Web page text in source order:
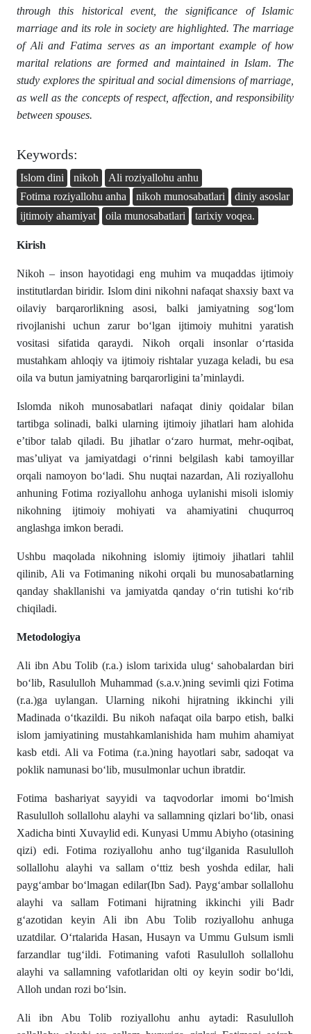
through this historical event, the significance of Islamic
marriage and its role in society are highlighted. The marriage
of Ali and Fatima serves as an important example of how
marital relations are formed and maintained in Islam. The
study explores the spiritual and social dimensions of marriage,
as well as the concepts of respect, affection, and responsibility
between spouses.
Keywords:
Islom dini nikoh
Ali roziyallohu anhu
Fotima roziyallohu anha
nikoh munosabatlari
diniy asoslar
ijtimoiy ahamiyat
oila munosabatlari tarixiy voqea.
Kirish
Nikoh – inson hayotidagi eng muhim va muqaddas ijtimoiy
institutlardan biridir. Islom dini nikohni nafaqat shaxsiy baxt va
oilaviy barqarorlikning asosi, balki jamiyatning sog‘lom
rivojlanishi uchun zarur bo‘lgan ijtimoiy muhitni yaratish
vositasi sifatida qaraydi. Nikoh orqali insonlar o‘rtasida
mustahkam ahloqiy va ijtimoiy rishtalar yuzaga keladi, bu esa
oila va butun jamiyatning barqarorligini ta’minlaydi.
Islomda nikoh munosabatlari nafaqat diniy qoidalar bilan
tartibga solinadi, balki ularning ijtimoiy jihatlari ham alohida
e’tibor talab qiladi. Bu jihatlar o‘zaro hurmat, mehr-oqibat,
mas’uliyat va jamiyatdagi o‘rinni belgilash kabi tamoyillar
orqali namoyon bo‘ladi. Shu nuqtai nazardan, Ali roziyallohu
anhuning Fotima roziyallohu anhoga uylanishi misoli islomiy
nikohning ijtimoiy mohiyati va ahamiyatini chuqurroq
anglashga imkon beradi.
Ushbu maqolada nikohning islomiy ijtimoiy jihatlari tahlil
qilinib, Ali va Fotimaning nikohi orqali bu munosabatlarning
qanday shakllanishi va jamiyatda qanday o‘rin tutishi ko‘rib
chiqiladi.
Metodologiya
Ali ibn Abu Tolib (r.a.) islom tarixida ulug‘ sahobalardan biri
bo‘lib, Rasululloh Muhammad (s.a.v.)ning sevimli qizi Fotima
(r.a.)ga uylangan. Ularning nikohi hijratning ikkinchi yili
Madinada o‘tkazildi. Bu nikoh nafaqat oila barpo etish, balki
islom jamiyatining mustahkamlanishida ham muhim ahamiyat
kasb etdi. Ali va Fotima (r.a.)ning hayotlari sabr, sadoqat va
poklik namunasi bo‘lib, musulmonlar uchun ibratdir.
Fotima bashariyat sayyidi va taqvodorlar imomi bo‘lmish
Rasululloh sollallohu alayhi va sallamning qizlari bo‘lib, onasi
Xadicha binti Xuvaylid edi. Kunyasi Ummu Abiyho (otasining
qizi) edi. Fotima roziyallohu anho tug‘ilganida Rasululloh
sollallohu alayhi va sallam o‘ttiz besh yoshda edilar, hali
payg‘ambar bo‘lmagan edilar(Ibn Sad). Payg‘ambar sollallohu
alayhi va sallam Fotimani hijratning ikkinchi yili Badr
g‘azotidan keyin Ali ibn Abu Tolib roziyallohu anhuga
uzatdilar. O‘rtalarida Hasan, Husayn va Ummu Gulsum ismli
farzandlar tug‘ildi. Fotimaning vafoti Rasululloh sollallohu
alayhi va sallamning vafotlaridan olti oy keyin sodir bo‘ldi,
Alloh undan rozi bo‘lsin.
Ali ibn Abu Tolib roziyallohu anhu aytadi: Rasululloh